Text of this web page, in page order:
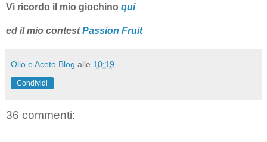
Vi ricordo il mio giochino qui
ed il mio contestPassion Fruit
Olio e Aceto Blog alle 10:19
Condividi
36 commenti: